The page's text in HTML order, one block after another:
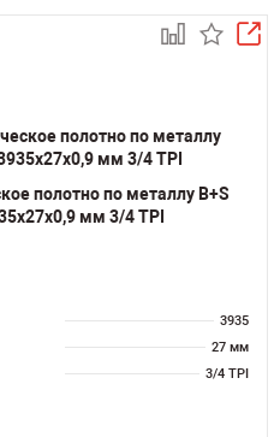
полотно по металлу B+S
мм 3/4 TPI
3935
27 мм
3/4 TPI